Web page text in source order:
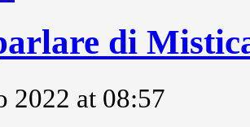
di
2022 at 08:57